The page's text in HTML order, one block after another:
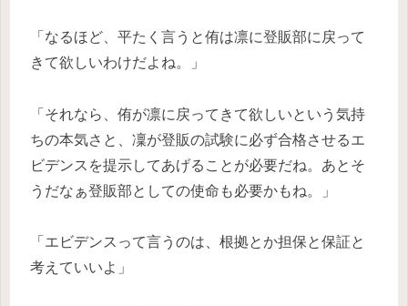
「なるほど、平たく言うと侑は凛に登販部に戻って
きて欲しいわけだよね。」
「それなら、侑が凛に戻ってきて欲しいという気持
ちの本気さと、凜が登販の試験に必ず合格させるエ
ビデンスを提示してあげることが必要だね。あとそ
うだなぁ登販部としての使命も必要かもね。」
「エビデンスって言うのは、根拠とか担保と保証と
考えていいよ」